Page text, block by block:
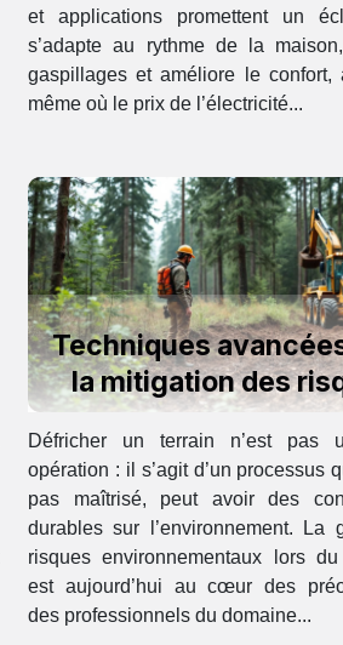
et applications promettent un
s’adapte au rythme de la
gaspillages et améliore le confort,
même où le prix de l’électricité...
Techniques
la mitigation des
environnementaux
défrichage
Défricher un terrain n’est pas
opération : il s’agit d’un processus
pas maîtrisé, peut avoir des
durables sur l’environnement. La
risques environnementaux lors
est aujourd’hui au cœur des
des professionnels du domaine...